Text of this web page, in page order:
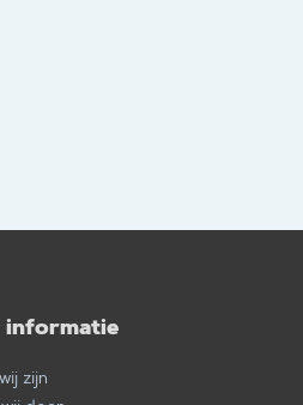
informatie
zijn